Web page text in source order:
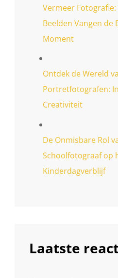
Vermeer
Beelden Vangen de
Moment
Ontdek de Wereld
Portretfotografen:
Creativiteit
De Onmisbare Rol
Schoolfotograaf op
Kinderdagverblijf
Laatste